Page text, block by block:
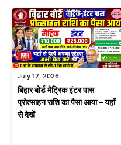
July 12, 2026
बिहार बोर्ड मैट्रिक इंटर पास
प्रोत्साहन राशि का पैसा आया – यहाँ
से देखें